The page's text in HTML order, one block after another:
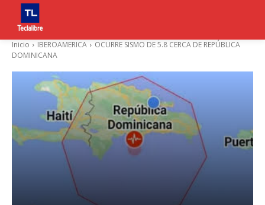
Inicio IBEROAMERICA
OCURRE SISMO DE 5.8 CERCA DE REPÚBLICA
DOMINICANA